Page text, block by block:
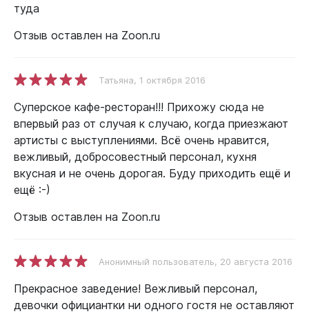
туда
Отзыв оставлен на Zoon.ru
Татьяна, 1 октября 2016
Суперское кафе-ресторан!!! Прихожу сюда не
впервый раз от случая к случаю, когда приезжают
артисты с выступлениями. Всё очень нравится,
вежливый, добросовестный персонал, кухня
вкусная и не очень дорогая. Буду приходить ещё и
ещё :-)
Отзыв оставлен на Zoon.ru
Анонимный пользователь, 20 августа 2016
Прекрасное заведение! Вежливый персонал,
девочки официантки ни одного гостя не оставляют